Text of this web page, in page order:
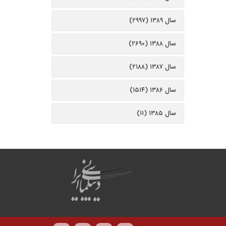
سال ۱۳۸۹ (۲۹۹۷)
سال ۱۳۸۸ (۲۶۹۰)
سال ۱۳۸۷ (۲۱۸۸)
سال ۱۳۸۶ (۱۵۱۴)
سال ۱۳۸۵ (۱۱)